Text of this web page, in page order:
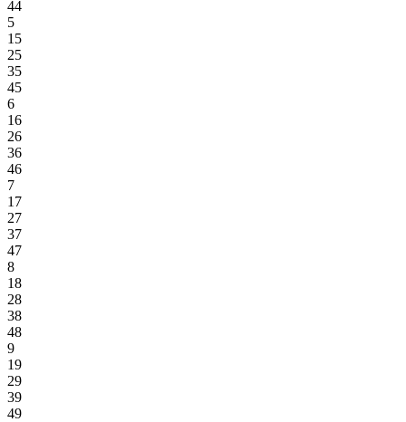
44
5
15
25
35
45
6
16
26
36
46
7
17
27
37
47
8
18
28
38
48
9
19
29
39
49